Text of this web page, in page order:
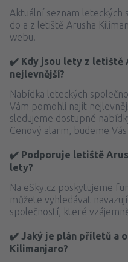
Aktuální seznam leteckých
do a z letiště Arusha
webu.
✔️ Kdy jsou lety z letiště
nejlevnější?
Nabídka leteckých
Vám pomohli najít
sledujeme dostupné
Cenový alarm, budeme
✔️ Podporuje letiště
lety?
Na eSky.cz poskytujeme
můžete vyhledávat
společností, které
✔️ Jaký je plán příletů a
Kilimanjaro?